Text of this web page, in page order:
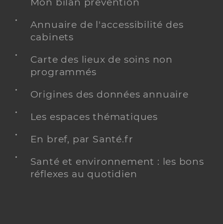
Mon bilan prévention
Annuaire de l'accessibilité des
cabinets
Carte des lieux de soins non
programmés
Origines des données annuaire
Les espaces thématiques
En bref, par Santé.fr
Santé et environnement : les bons
réflexes au quotidien